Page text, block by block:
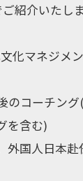
紹介いたしま
化マネジメ
のコーチン
を含む)
外国人日本